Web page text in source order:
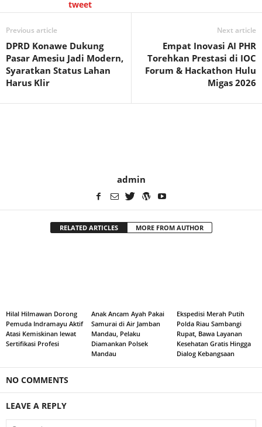
tweet
Previous article
DPRD Konawe Dukung
Pasar Amesiu Jadi Modern,
Syaratkan Status Lahan
Harus Klir
Next article
Empat Inovasi AI PHR
Torehkan Prestasi di IOC
Forum & Hackathon Hulu
Migas 2026
admin
RELATED ARTICLES MORE FROM AUTHOR
Hilal Hilmawan Dorong
Pemuda Indramayu Aktif
Atasi Kemiskinan lewat
Sertifikasi Profesi
Anak Ancam Ayah Pakai
Samurai di Air Jamban
Mandau, Pelaku
Diamankan Polsek
Mandau
Ekspedisi Merah Putih
Polda Riau Sambangi
Rupat, Bawa Layanan
Kesehatan Gratis Hingga
Dialog Kebangsaan
NO COMMENTS
LEAVE A REPLY